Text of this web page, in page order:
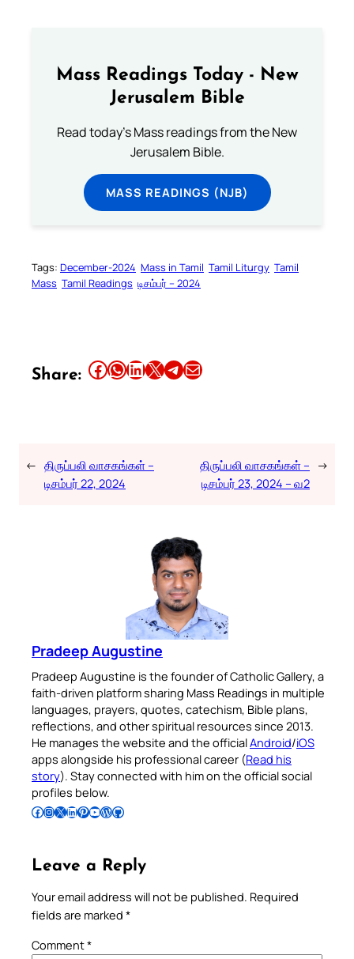
Mass Readings Today - New
Jerusalem Bible
Read today's Mass readings from the New
Jerusalem Bible.
MASS READINGS (NJB)
Tags: December-2024 Mass in Tamil Tamil Liturgy Tamil
Mass Tamil Readings டிசம்பர் – 2024
Share: Share this article on Facebook Share this article on WhatsApp Share this article on LinkedIn Share this article on X Share this article on TelegramEmail this Article
← திருப்பலி வாசகங்கள் –
டிசம்பர் 22, 2024
திருப்பலி வாசகங்கள் –
டிசம்பர் 23, 2024 – வ2
→
Pradeep Augustine
Pradeep Augustine is the founder of Catholic Gallery, a
faith-driven platform sharing Mass Readings in multiple
languages, prayers, quotes, catechism, Bible plans,
reflections, and other spiritual resources since 2013.
He manages the website and the officialAndroid/iOS
apps alongside his professional career (Read his
story). Stay connected with him on the official social
profiles below.
Follow Pradeep on Facebook Follow Pradeep on InstagramFollow Pradeep on X Follow Pradeep on LinkedIn Follow Pradeep on Pinterest Subscribe to Pradeep’s Youtube Channel Follow Pradeep on WordPress Follow Pradeep on GitHub
Leave a Reply
Your email address will not be published. Required
fields are marked *
Comment*